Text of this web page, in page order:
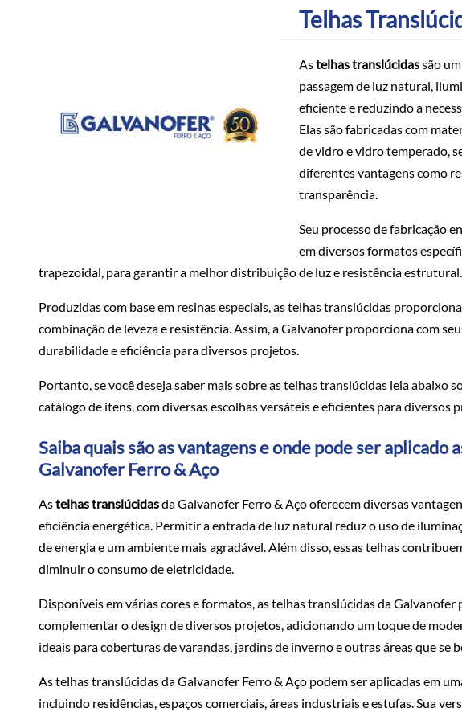
Telhas
Astelhas translúcidassão
passagem de luz natural,
eficiente e reduzindo a
Elas são fabricadas com
de vidro e vidro temperado,
diferentes vantagens como
transparência.
Seu processo de fabricação
em diversos formatos
trapezoidal, para garantir a melhor distribuição de luz e resistência estrutural.
Produzidas com base em resinas especiais, as telhas translúcidas
combinação de leveza e resistência. Assim, a Galvanofer proporciona com
durabilidade e eficiência para diversos projetos.
Portanto, se você deseja saber mais sobre as telhas translúcidas leia abaixo
catálogo de itens, com diversas escolhas versáteis e eficientes para diversos
Saiba quais são as vantagens e onde pode ser aplicado
Galvanofer Ferro & Aço
Astelhas translúcidasda Galvanofer Ferro & Aço oferecem diversas
eficiência energética. Permitir a entrada de luz natural reduz o uso de
de energia e um ambiente mais agradável. Além disso, essas telhas
diminuir o consumo de eletricidade.
Disponíveis em várias cores e formatos, as telhas translúcidas da Galvanofer
complementar o design de diversos projetos, adicionando um toque de
ideais para coberturas de varandas, jardins de inverno e outras áreas que se
As telhas translúcidas da Galvanofer Ferro & Aço podem ser aplicadas em
incluindo residências, espaços comerciais, áreas industriais e estufas. Sua